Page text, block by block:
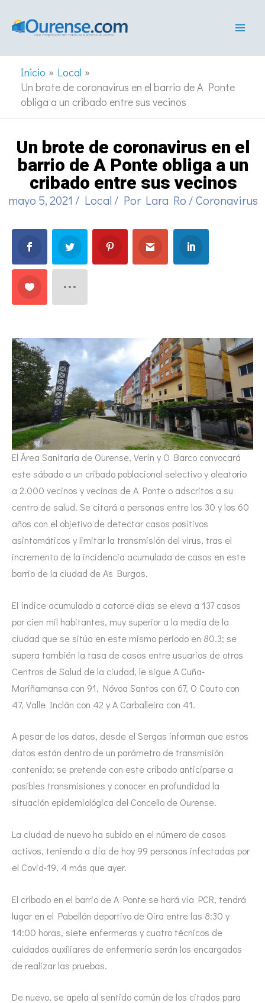
Inicio
Local
Un brote de coronavirus en el barrio de A Ponte
obliga a un cribado entre sus vecinos
Un brote de coronavirus en el
barrio de A Ponte obliga a un
cribado entre sus vecinos
mayo 5, 2021 / Local / Por Lara Ro /Coronavirus
El Área Sanitaria de Ourense, Verín y O Barco convocará
este sábado a un cribado poblacional selectivo y aleatorio
a 2.000 vecinos y vecinas de A Ponte o adscritos a su
centro de salud. Se citará a personas entre los 30 y los 60
años con el objetivo de detectar casos positivos
asintomáticos y limitar la transmisión del virus, tras el
incremento de la incidencia acumulada de casos en este
barrio de la ciudad de As Burgas.
El índice acumulado a catorce días se eleva a 137 casos
por cien mil habitantes, muy superior a la media de la
ciudad que se sitúa en este mismo periodo en 80.3; se
supera también la tasa de casos entre usuarios de otros
Centros de Salud de la ciudad, le sigue A Cuña-
Mariñamansa con 91, Nóvoa Santos con 67, O Couto con
47, Valle Inclán con 42 y A Carballeira con 41.
A pesar de los datos, desde el Sergas informan que estos
datos están dentro de un parámetro de transmisión
contenido; se pretende con este cribado anticiparse a
posibles transmisiones y conocer en profundidad la
situación epidemiológica del Concello de Ourense.
La ciudad de nuevo ha subido en el número de casos
activos, teniendo a día de hoy 99 personas infectadas por
el Covid-19, 4 más que ayer.
El cribado en el barrio de A Ponte se hará vía PCR, tendrá
lugar en el Pabellón deportivo de Oira entre las 8:30 y
14:00 horas, siete enfermeras y cuatro técnicos de
cuidados auxiliares de enfermería serán los encargados
de realizar las pruebas.
De nuevo, se apela al sentido común de los citados para